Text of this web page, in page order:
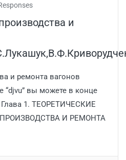
и
и ремонта вагонов
“djvu” вы можете в конце
1. ТЕОРЕТИЧЕСКИЕ
И РЕМОНТА